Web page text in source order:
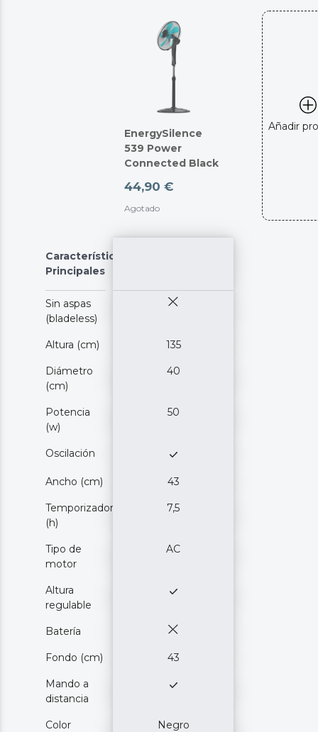
EnergySilence
539 Power
Connected Black
44,90 €
Agotado
Añadir
Características
Principales
Sin aspas
(bladeless)
Altura (cm) 135
Diámetro
(cm)
40
Potencia
(w)
50
Oscilación
Ancho (cm) 43
Temporizador
(h)
7,5
Tipo de
motor
AC
Altura
regulable
Batería
Fondo (cm) 43
Mando a
distancia
Color Negro